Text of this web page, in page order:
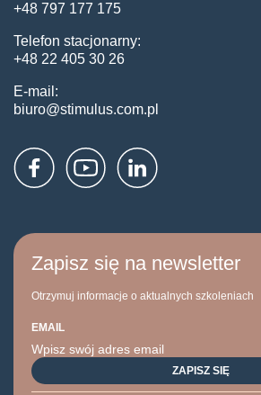
+48 797 177 175
Telefon stacjonarny:
+48 22 405 30 26
E-mail:
biuro@stimulus.com.pl
Zapisz się na newsletter
Otrzymuj informacje o aktualnych szkoleniach
EMAIL